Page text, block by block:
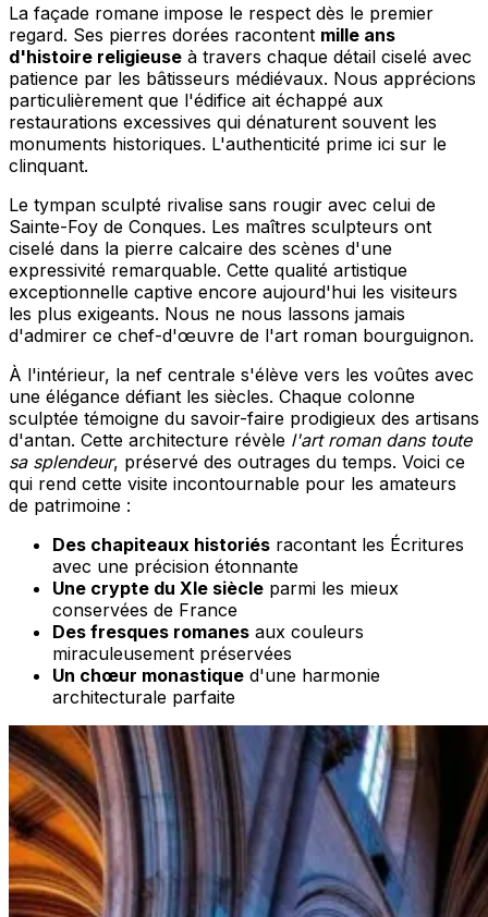
La façade romane impose le respect dès le premier
regard. Ses pierres dorées racontent mille ans
d'histoire religieuse à travers chaque détail ciselé avec
patience par les bâtisseurs médiévaux. Nous apprécions
particulièrement que l'édifice ait échappé aux
restaurations excessives qui dénaturent souvent les
monuments historiques. L'authenticité prime ici sur le
clinquant.
Le tympan sculpté rivalise sans rougir avec celui de
Sainte-Foy de Conques. Les maîtres sculpteurs ont
ciselé dans la pierre calcaire des scènes d'une
expressivité remarquable. Cette qualité artistique
exceptionnelle captive encore aujourd'hui les visiteurs
les plus exigeants. Nous ne nous lassons jamais
d'admirer ce chef-d'œuvre de l'art roman bourguignon.
À l'intérieur, la nef centrale s'élève vers les voûtes avec
une élégance défiant les siècles. Chaque colonne
sculptée témoigne du savoir-faire prodigieux des artisans
d'antan. Cette architecture révèle l'art roman dans toute
sa splendeur, préservé des outrages du temps. Voici ce
qui rend cette visite incontournable pour les amateurs
de patrimoine :
Des chapiteaux historiés racontant les Écritures
avec une précision étonnante
Une crypte du XIe siècle parmi les mieux
conservées de France
Des fresques romanes aux couleurs
miraculeusement préservées
Un chœur monastique d'une harmonie
architecturale parfaite